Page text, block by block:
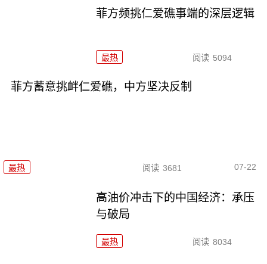
菲方频挑仁爱礁事端的深层逻辑
最热 阅读 5094
菲方蓄意挑衅仁爱礁，中方坚决反制
最热 阅读 3681 07-22
高油价冲击下的中国经济：承压
与破局
最热 阅读 8034